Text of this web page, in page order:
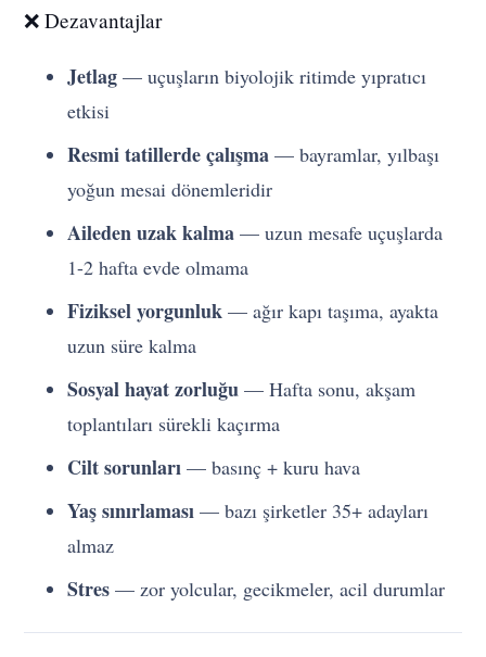
❌ Dezavantajlar
Jetlag — uçuşların biyolojik ritimde yıpratıcı
etkisi
Resmi tatillerde çalışma — bayramlar, yılbaşı
yoğun mesai dönemleridir
Aileden uzak kalma — uzun mesafe uçuşlarda
1-2 hafta evde olmama
Fiziksel yorgunluk — ağır kapı taşıma, ayakta
uzun süre kalma
Sosyal hayat zorluğu — Hafta sonu, akşam
toplantıları sürekli kaçırma
Cilt sorunları — basınç + kuru hava
Yaş sınırlaması — bazı şirketler 35+ adayları
almaz
Stres — zor yolcular, gecikmeler, acil durumlar